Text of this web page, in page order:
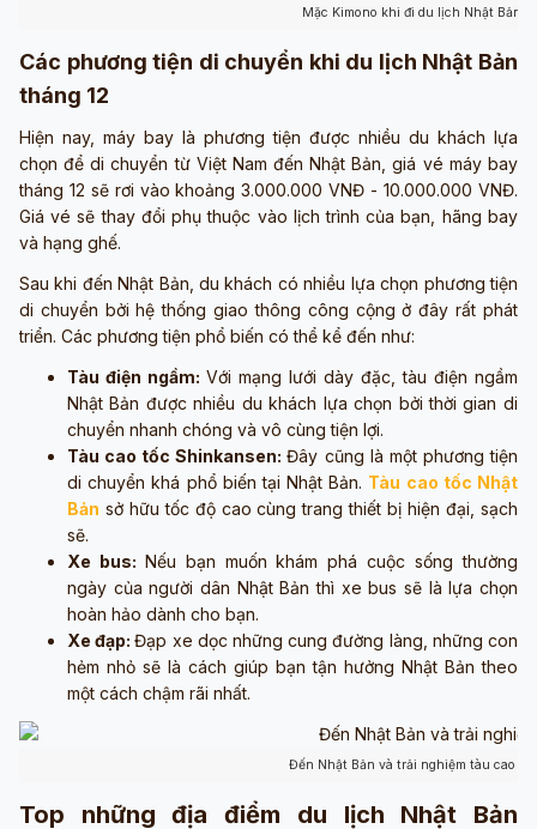
Mặc Kimono khi đi du lịch Nhật Bản
Các phương tiện di chuyển khi du lịch Nhật Bản
tháng 12
Hiện nay, máy bay là phương tiện được nhiều du khách lựa
chọn để di chuyển từ Việt Nam đến Nhật Bản, giá vé máy bay
tháng 12 sẽ rơi vào khoảng 3.000.000 VNĐ - 10.000.000 VNĐ.
Giá vé sẽ thay đổi phụ thuộc vào lịch trình của bạn, hãng bay
và hạng ghế.
Sau khi đến Nhật Bản, du khách có nhiều lựa chọn phương tiện
di chuyển bởi hệ thống giao thông công cộng ở đây rất phát
triển. Các phương tiện phổ biến có thể kể đến như:
Tàu điện ngầm: Với mạng lưới dày đặc, tàu điện ngầm
Nhật Bản được nhiều du khách lựa chọn bởi thời gian di
chuyển nhanh chóng và vô cùng tiện lợi.
Tàu cao tốc Shinkansen:Đây cũng là một phương tiện
di chuyển khá phổ biến tại Nhật Bản. Tàu cao tốc Nhật
Bản sở hữu tốc độ cao cùng trang thiết bị hiện đại, sạch
sẽ.
Xe bus: Nếu bạn muốn khám phá cuộc sống thường
ngày của người dân Nhật Bản thì xe bus sẽ là lựa chọn
hoàn hảo dành cho bạn.
Xe đạp:Đạp xe dọc những cung đường làng, những con
hẻm nhỏ sẽ là cách giúp bạn tận hưởng Nhật Bản theo
một cách chậm rãi nhất.
Đến Nhật Bản và trải nghiệm tàu cao
Top những địa điểm du lịch Nhật Bản